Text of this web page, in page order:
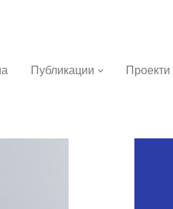
Публикации Проекти